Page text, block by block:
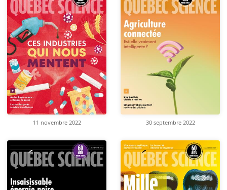
11 novembre 2022 30 septembre 2022